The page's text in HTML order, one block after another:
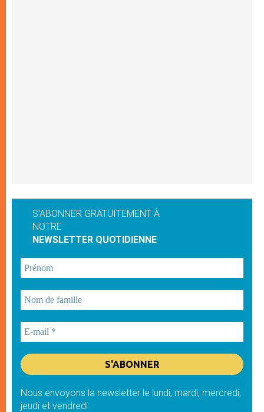
S'ABONNER GRATUITEMENT À
NOTRE
NEWSLETTER QUOTIDIENNE
Nous envoyons la newsletter le lundi, mardi, mercredi,
jeudi et vendredi